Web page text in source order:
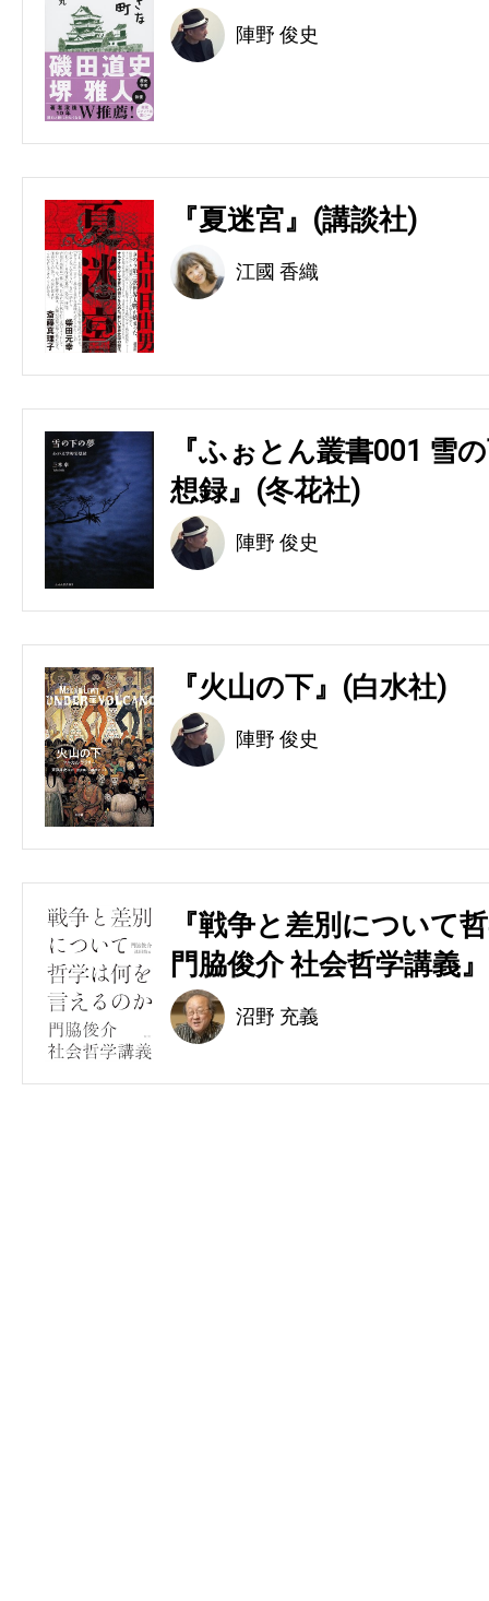
陣野 俊史
『夏迷宮』(講談社)
江國 香織
『ふぉとん叢書001 雪
想録』(冬花社)
陣野 俊史
『火山の下』(白水社)
陣野 俊史
『戦争と差別について
門脇俊介 社会哲学講義
沼野 充義